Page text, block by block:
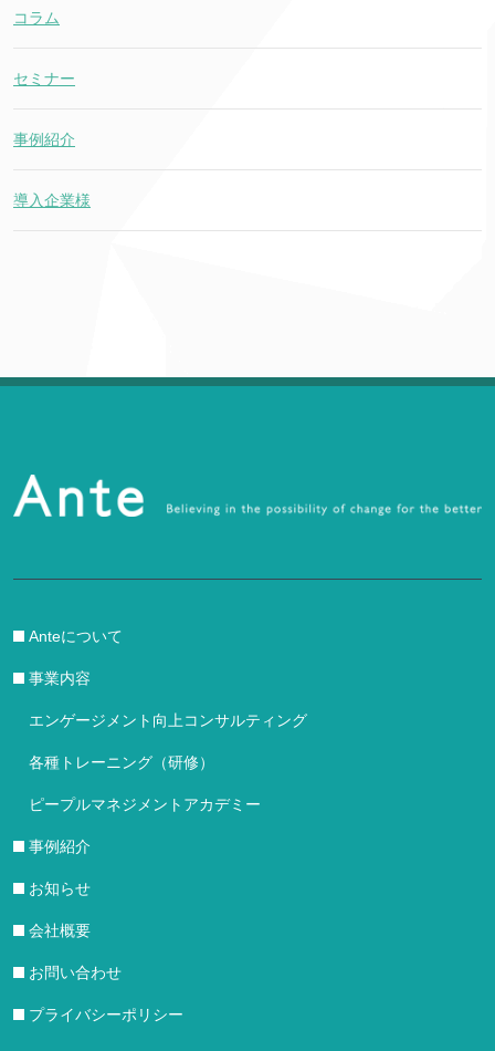
コラム
セミナー
事例紹介
導入企業様
Anteについて
事業内容
エンゲージメント向上コンサルティング
各種トレーニング（研修）
ピープルマネジメントアカデミー
事例紹介
お知らせ
会社概要
お問い合わせ
プライバシーポリシー